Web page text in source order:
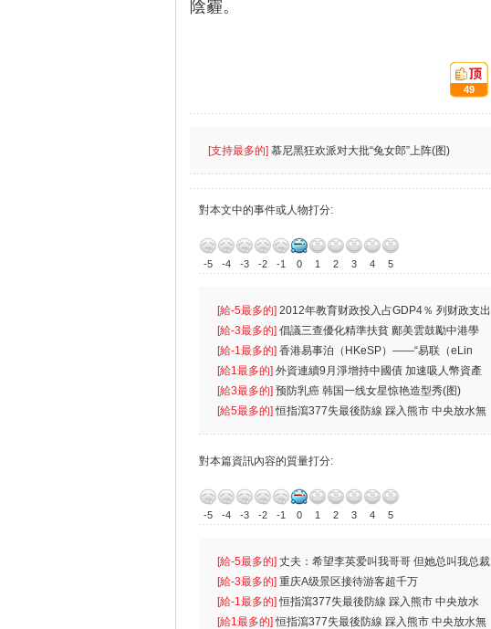
頂:
49
[支持最多的] 慕尼黑狂欢派对大批“兔女郎”上阵(图)
對本文中的事件或人物打分:
-5 -4 -3 -2 -1 0 1 2 3 4 5
[給-5最多的] 2012年教育财政投入占GDP4％ 列财政支出
首位
[給-3最多的] 倡議三查優化精準扶貧 鄺美雲鼓勵中港學
生
[給-1最多的] 香港易事泊（HKeSP）——“易联（eLin
k）”项目
[給1最多的] 外資連續9月淨增持中國債 加速吸人幣資產
[給3最多的] 预防乳癌 韩国一线女星惊艳造型秀(图)
[給5最多的]恒指瀉377失最後防線 踩入熊市 中央放水無
對本篇資訊內容的質量打分:
-5 -4 -3 -2 -1 0 1 2 3 4 5
[給-5最多的] 丈夫：希望李英爱叫我哥哥 但她总叫我总裁
先
[給-3最多的] 重庆A级景区接待游客超千万
[給-1最多的]恒指瀉377失最後防線 踩入熊市 中央放水
無
[給1最多的]恒指瀉377失最後防線 踩入熊市 中央放水無